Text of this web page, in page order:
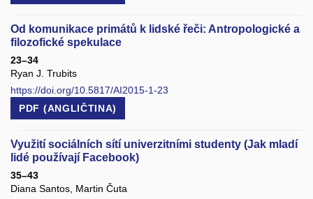
Od komunikace primátů k lidské řeči: Antropologické a
filozofické spekulace
23–34
Ryan J. Trubits
https://doi.org/10.5817/AI2015-1-23
PDF (ANGLIČTINA)
Využití sociálních sítí univerzitními studenty (Jak mladí
lidé používají Facebook)
35–43
Diana Santos, Martin Čuta